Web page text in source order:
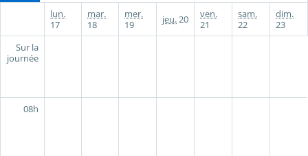
lun.
17
mar.
18
mer.
19
jeu.20
ven.
21
sam.
22
dim.
23
Sur la
journée
08h